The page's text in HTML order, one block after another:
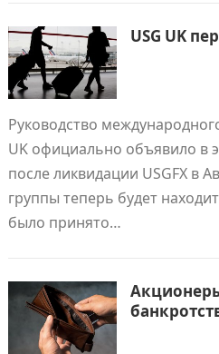
USG UK
Руководство
UK официально объявило в
после ликвидации USGFX в
группы теперь будет
было принято…
Акционеры